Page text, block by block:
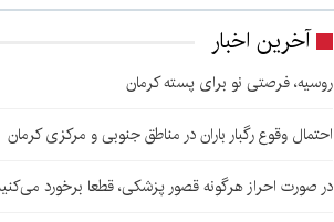
آخرین اخبار
روسیه، فرصتی نو برای پسته کرمان
احتمال وقوع رگبار باران در مناطق جنوبی و مرکزی کرمان
در صورت احراز هرگونه قصور پزشکی، قطعا برخورد